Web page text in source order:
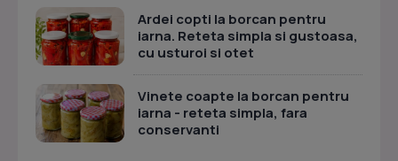
Ardei copti la borcan pentru
iarna. Reteta simpla si gustoasa,
cu usturoi si otet
Vinete coapte la borcan pentru
iarna - reteta simpla, fara
conservanti